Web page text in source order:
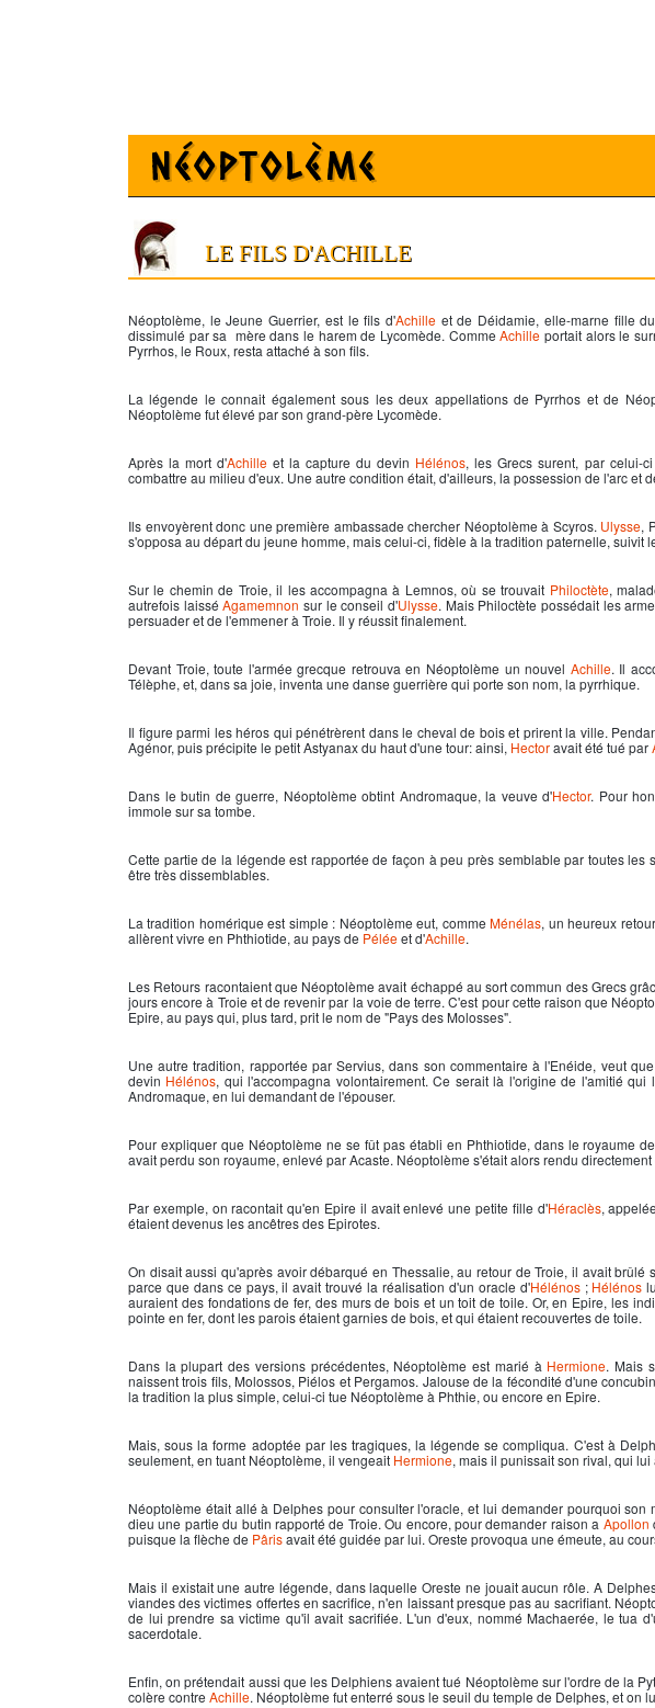
Néoptolème
LE FILS D'ACHILLE
Néoptolème, le Jeune Guerrier, est le fils d'Achille et de Déidamie, elle-marne fille
dissimulé par sa mère dans le harem de Lycomède. CommeAchille portait alors le
Pyrrhos, le Roux, resta attaché à son fils.
La légende le connait également sous les deux appellations de Pyrrhos et de
Néoptolème fut élevé par son grand-père Lycomède.
Après la mort d'Achille et la capture du devin Hélénos, les Grecs surent, par celui-
combattre au milieu d'eux. Une autre condition était, d'ailleurs, la possession de l'arc et
Ils envoyèrent donc une première ambassade chercher Néoptolème à Scyros. Ulysse,
s'opposa au départ du jeune homme, mais celui-ci, fidèle à la tradition paternelle, suivit
Sur le chemin de Troie, il les accompagna à Lemnos, où se trouvait Philoctète,
autrefois laisséAgamemnon sur le conseil d'Ulysse. Mais Philoctète possédait les
persuader et de l'emmener à Troie. Il y réussit finalement.
Devant Troie, toute l'armée grecque retrouva en Néoptolème un nouvel Achille. Il
Télèphe, et, dans sa joie, inventa une danse guerrière qui porte son nom, la pyrrhique.
Il figure parmi les héros qui pénétrèrent dans le cheval de bois et prirent la ville.
Agénor, puis précipite le petit Astyanax du haut d'une tour: ainsi, Hectoravait été tué par
Dans le butin de guerre, Néoptolème obtint Andromaque, la veuve d'Hector. Pour
immole sur sa tombe.
Cette partie de la légende est rapportée de façon à peu près semblable par toutes
être très dissemblables.
La tradition homérique est simple : Néoptolème eut, commeMénélas, un heureux
allèrent vivre en Phthiotide, au pays de Péléeet d'Achille.
Les Retours racontaient que Néoptolème avait échappé au sort commun des Grecs
jours encore à Troie et de revenir par la voie de terre. C'est pour cette raison que
Epire, au pays qui, plus tard, prit le nom de "Pays des Molosses".
Une autre tradition, rapportée par Servius, dans son commentaire à l'Enéide, veut
devin Hélénos, qui l'accompagna volontairement. Ce serait là l'origine de l'amitié
Andromaque, en lui demandant de l'épouser.
Pour expliquer que Néoptolème ne se fût pas établi en Phthiotide, dans le royaume
avait perdu son royaume, enlevé par Acaste. Néoptolème s'était alors rendu
Par exemple, on racontait qu'en Epire il avait enlevé une petite fille d'Héraclès,
étaient devenus les ancêtres des Epirotes.
On disait aussi qu'après avoir débarqué en Thessalie, au retour de Troie, il avait
parce que dans ce pays, il avait trouvé la réalisation d'un oracle d'Hélénos; Hélénos
auraient des fondations de fer, des murs de bois et un toit de toile. Or, en Epire, les
pointe en fer, dont les parois étaient garnies de bois, et qui étaient recouvertes de toile.
Dans la plupart des versions précédentes, Néoptolème est marié à Hermione. Mais
naissent trois fils, Molossos, Piélos et Pergamos. Jalouse de la fécondité d'une
la tradition la plus simple, celui-ci tue Néoptolème à Phthie, ou encore en Epire.
Mais, sous la forme adoptée par les tragiques, la légende se compliqua. C'est à
seulement, en tuant Néoptolème, il vengeait Hermione, mais il punissait son rival, qui
Néoptolème était allé à Delphes pour consulter l'oracle, et lui demander pourquoi
dieu une partie du butin rapporté de Troie. Ou encore, pour demander raison a Apollon
puisque la flèche de Pârisavait été guidée par lui. Oreste provoqua une émeute, au
Mais il existait une autre légende, dans laquelle Oreste ne jouait aucun rôle. A
viandes des victimes offertes en sacrifice, n'en laissant presque pas au sacrifiant.
de lui prendre sa victime qu'il avait sacrifiée. L'un d'eux, nommé Machaerée, le tua
sacerdotale.
Enfin, on prétendait aussi que les Delphiens avaient tué Néoptolème sur l'ordre de la
colère contre Achille. Néoptolème fut enterré sous le seuil du temple de Delphes, et on